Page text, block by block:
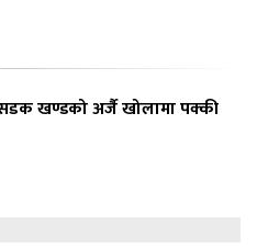
खण्डको अर्जै खोलामा पक्की